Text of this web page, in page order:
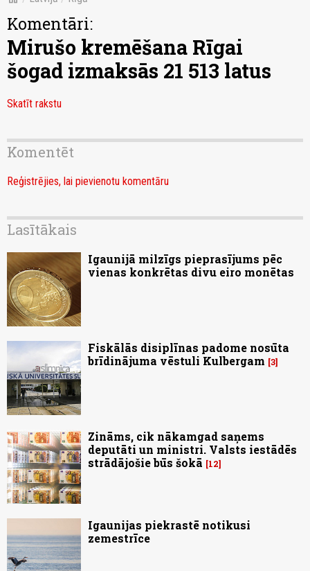
Komentāri:
Mirušo kremēšana Rīgai
šogad izmaksās 21 513 latus
Skatīt rakstu
Komentēt
Reģistrējies, lai pievienotu komentāru
Lasītākais
Igaunijā milzīgs pieprasījums pēc
vienas konkrētas divu eiro monētas
Fiskālās disiplīnas padome nosūta
brīdinājuma vēstuli Kulbergam 3
Zināms, cik nākamgad saņems
deputāti un ministri. Valsts iestādēs
strādājošie būs šokā
12
Igaunijas piekrastē notikusi
zemestrīce